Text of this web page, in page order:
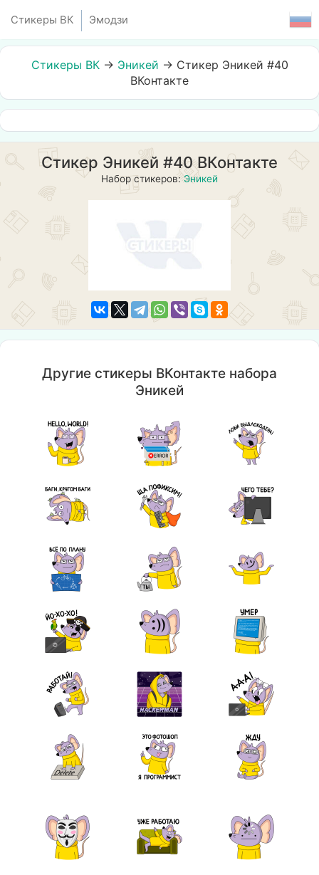
Стикеры ВК Эмодзи
Стикеры ВК→ Эникей → Стикер Эникей #40
ВКонтакте
Стикер Эникей #40 ВКонтакте
Набор стикеров:Эникей
Другие стикеры ВКонтакте набора
Эникей